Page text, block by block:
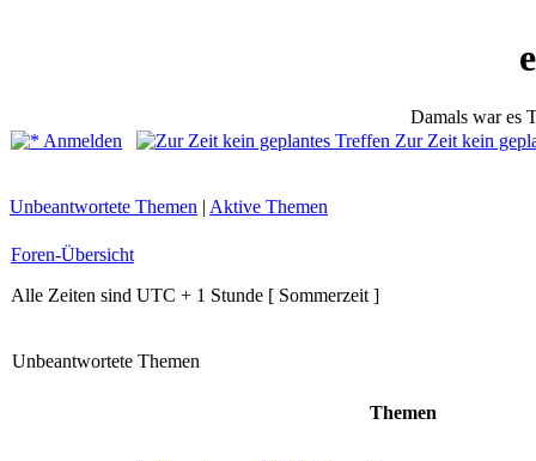
Damals war es
Anmelden
Zur Zeit kein
Unbeantwortete Themen | Aktive Themen
Foren-Übersicht
Alle Zeiten sind UTC + 1 Stunde [ Sommerzeit ]
Unbeantwortete Themen
Themen